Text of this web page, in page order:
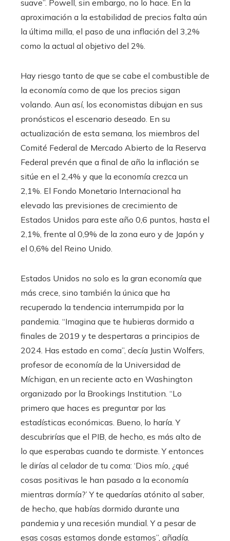
suave”. Powell, sin embargo, no lo hace. En la
aproximación a la estabilidad de precios falta aún
la última milla, el paso de una inflación del 3,2%
como la actual al objetivo del 2%.
Hay riesgo tanto de que se cabe el combustible de
la economía como de que los precios sigan
volando. Aun así, los economistas dibujan en sus
pronósticos el escenario deseado. En su
actualización de esta semana, los miembros del
Comité Federal de Mercado Abierto de la Reserva
Federal prevén que a final de año la inflación se
sitúe en el 2,4% y que la economía crezca un
2,1%. El Fondo Monetario Internacional ha
elevado las previsiones de crecimiento de
Estados Unidos para este año 0,6 puntos, hasta el
2,1%, frente al 0,9% de la zona euro y de Japón y
el 0,6% del Reino Unido.
Estados Unidos no solo es la gran economía que
más crece, sino también la única que ha
recuperado la tendencia interrumpida por la
pandemia. “Imagina que te hubieras dormido a
finales de 2019 y te despertaras a principios de
2024. Has estado en coma”, decía Justin Wolfers,
profesor de economía de la Universidad de
Míchigan, en un reciente acto en Washington
organizado por la Brookings Institution. “Lo
primero que haces es preguntar por las
estadísticas económicas. Bueno, lo haría. Y
descubrirías que el PIB, de hecho, es más alto de
lo que esperabas cuando te dormiste. Y entonces
le dirías al celador de tu coma: ‘Dios mío, ¿qué
cosas positivas le han pasado a la economía
mientras dormía?’ Y te quedarías atónito al saber,
de hecho, que habías dormido durante una
pandemia y una recesión mundial. Y a pesar de
esas cosas estamos donde estamos”, añadía.